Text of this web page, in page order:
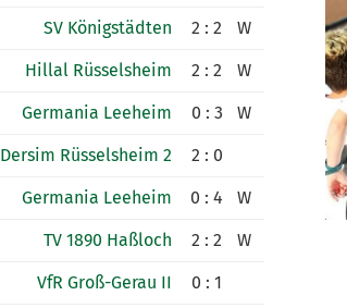
SV Königstädten 2 : 2 W
Hillal Rüsselsheim 2 : 2 W
Germania Leeheim 0 : 3 W
Dersim Rüsselsheim 2 2 : 0
Germania Leeheim 0 : 4 W
TV 1890 Haßloch 2 : 2 W
VfR Groß-Gerau II 0 : 1